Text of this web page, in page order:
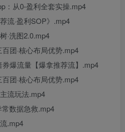
：从0-盈利全套实操.mp4
流·盈利SOP》.mp4
·洗图2.0.mp4
团·核心布局优势.mp4
券爆流量【爆拿推荐流】.mp4
团·核心布局优势.mp4
流玩法.mp4
常数据急救.mp4
.mp4